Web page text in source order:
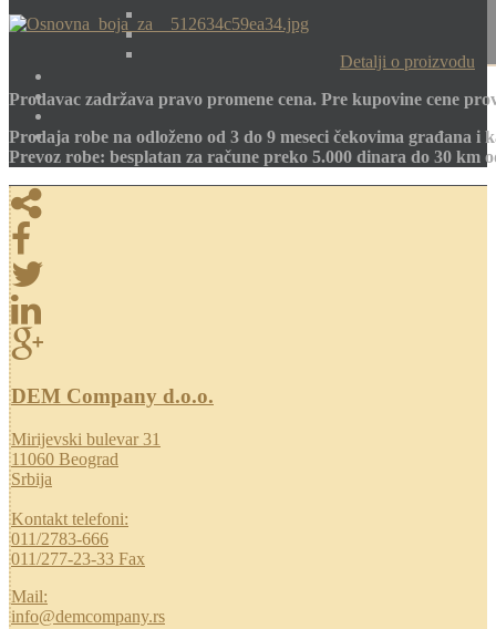
Detalji o proizvodu
Prodavac zadržava pravo promene cena. Pre kupovine cene
Prodaja robe na odloženo od 3 do 9 meseci čekovima građana i
Prevoz robe: besplatan za račune preko 5.000 dinara do 30 km
DEM Company d.o.o.
Mirijevski bulevar 31
11060 Beograd
Srbija
Kontakt telefoni:
011/2783-666
011/277-23-33 Fax
Mail:
info@demcompany.rs